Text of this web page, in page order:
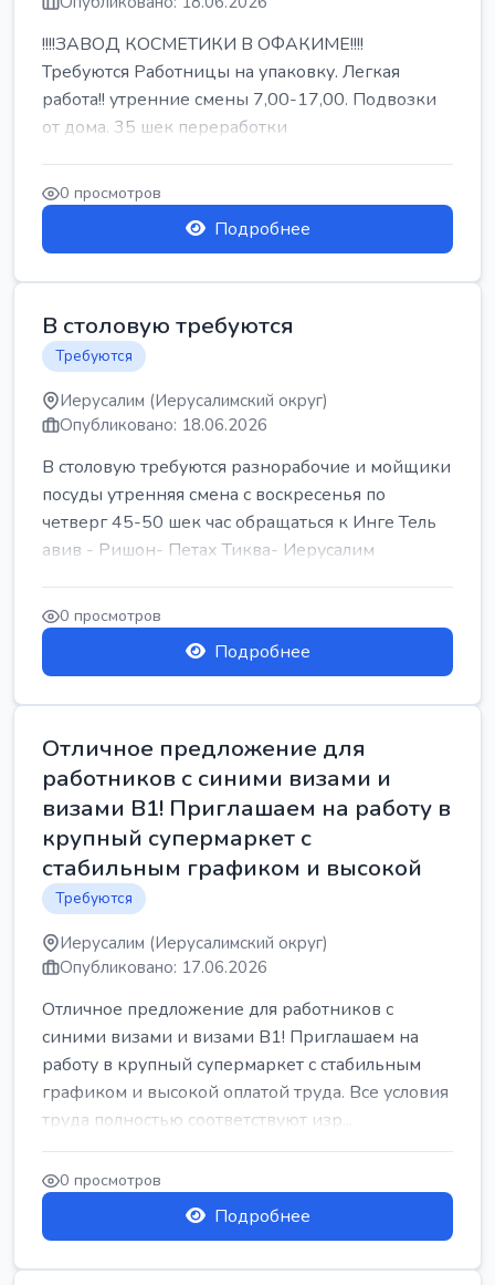
!!!!ЗАВОД КОСМЕТИКИ В ОФАКИМЕ!!!!
Требуются Работницы на упаковку. Легкая
работа!! утренние смены 7,00-17,00. Подвозки
от дома. 35 шек переработки
0 просмотров
Подробнее
В столовую требуются
Требуются
Иерусалим (Иерусалимский округ)
Опубликовано: 18.06.2026
В столовую требуются разнорабочие и мойщики
посуды утренняя смена с воскресенья по
четверг 45-50 шек час обращаться к Инге Тель
авив - Ришон- Петах Тиква- Иерусалим
0 просмотров
Подробнее
Отличное предложение для
работников с синими визами и
визами B1! Приглашаем на работу в
крупный супермаркет с
стабильным графиком и высокой
Требуются
Иерусалим (Иерусалимский округ)
Опубликовано: 17.06.2026
Отличное предложение для работников с
синими визами и визами B1! Приглашаем на
работу в крупный супермаркет с стабильным
графиком и высокой оплатой труда. Все условия
труда полностью соответствуют изр...
0 просмотров
Подробнее